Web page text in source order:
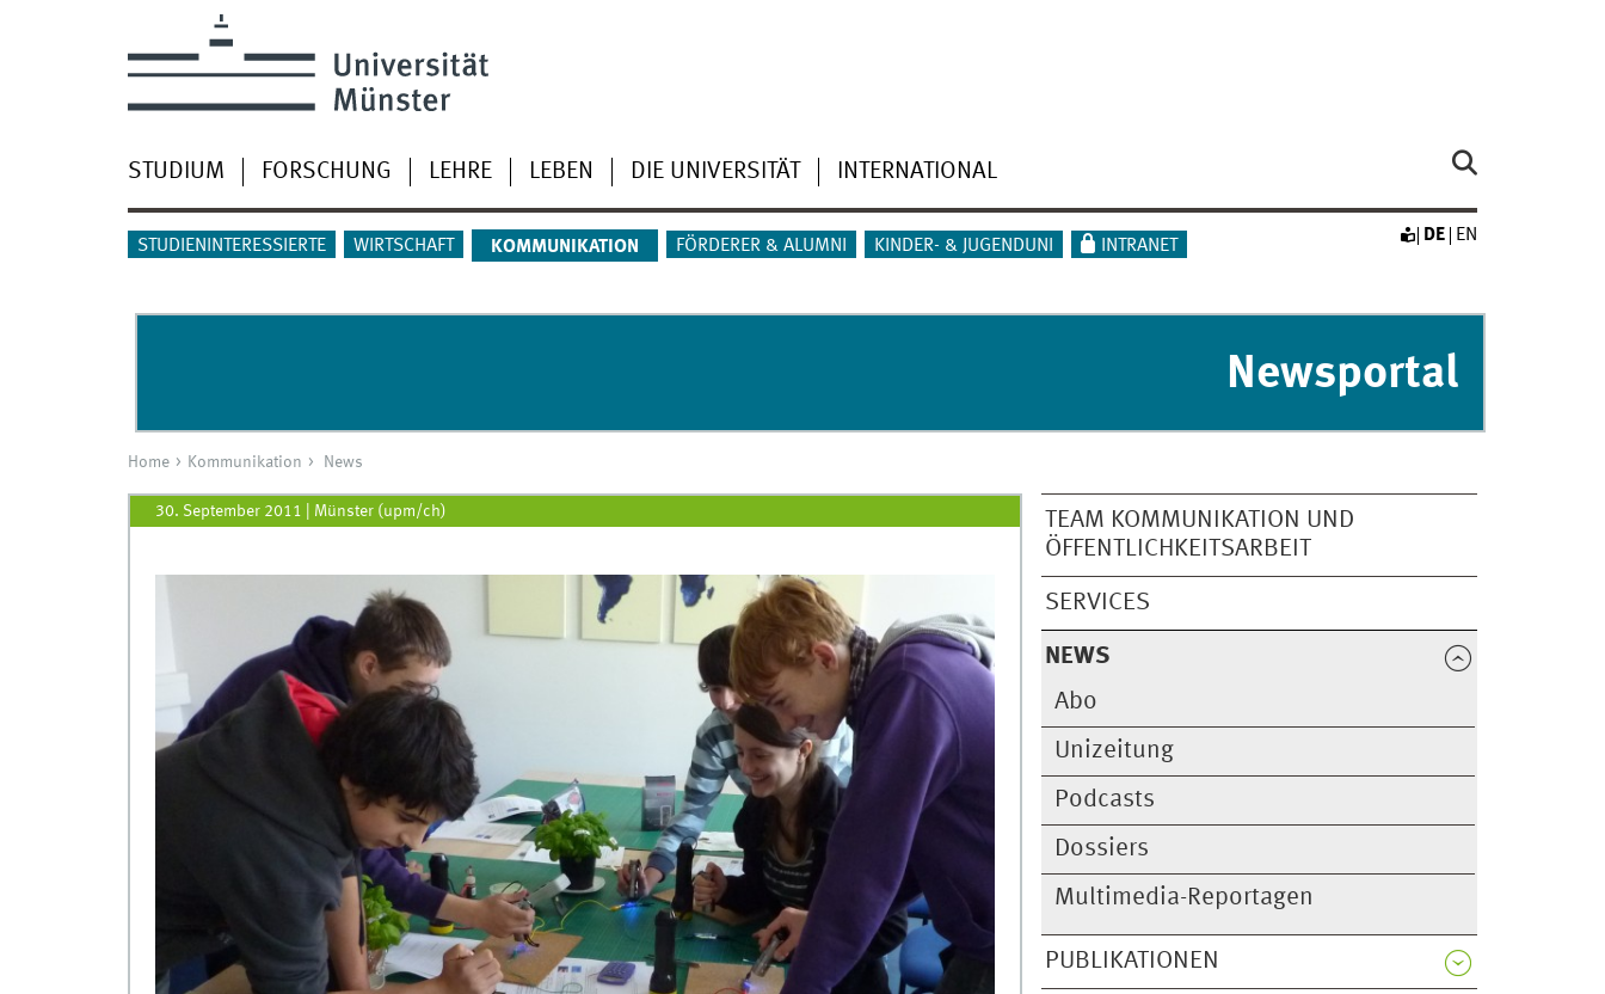
STUDIUM FORSCHUNG LEHRE LEBEN DIE UNIVERSITÄT INTERNATIONAL
STUDIENINTERESSIERTE WIRTSCHAFT KOMMUNIKATION FÖRDERER & ALUMNI KINDER- & JUGENDUNI INTRANET
DE EN
Newsportal
Home Kommunikation News
TEAM KOMMUNIKATION UND
ÖFFENTLICHKEITSARBEIT
SERVICES
NEWS
Abo
Unizeitung
Podcasts
Dossiers
Multimedia-Reportagen
PUBLIKATIONEN
30. September 2011 Münster (upm/ch)